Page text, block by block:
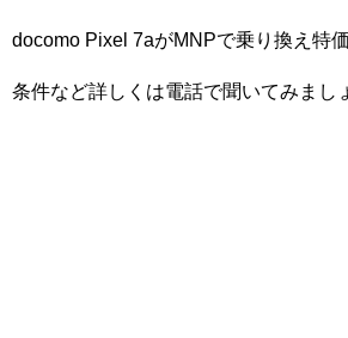
docomo Pixel 7aがMNPで乗り換え特価
条件など詳しくは電話で聞いてみまし